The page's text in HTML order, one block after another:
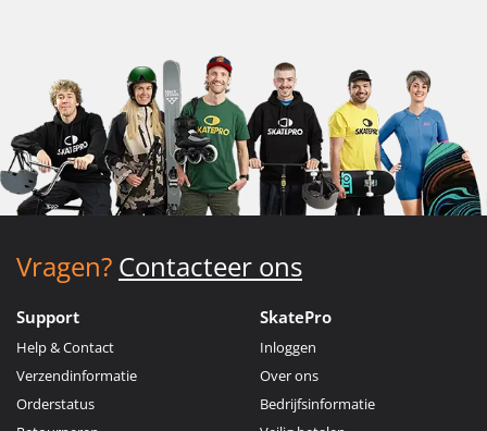
Vragen? Contacteer ons
Support
Help & Contact
Verzendinformatie
Orderstatus
SkatePro
Inloggen
Over ons
Bedrijfsinformatie